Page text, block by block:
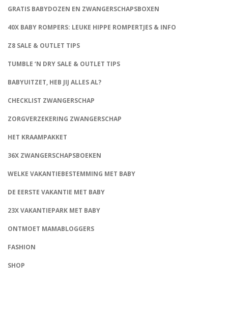
GRATIS BABYDOZEN EN ZWANGERSCHAPSBOXEN
40X BABY ROMPERS: LEUKE HIPPE ROMPERTJES & INFO
Z8 SALE & OUTLET TIPS
TUMBLE ‘N DRY SALE & OUTLET TIPS
BABYUITZET, HEB JIJ ALLES AL?
CHECKLIST ZWANGERSCHAP
ZORGVERZEKERING ZWANGERSCHAP
HET KRAAMPAKKET
36X ZWANGERSCHAPSBOEKEN
WELKE VAKANTIEBESTEMMING MET BABY
DE EERSTE VAKANTIE MET BABY
23X VAKANTIEPARK MET BABY
ONTMOET MAMABLOGGERS
FASHION
SHOP